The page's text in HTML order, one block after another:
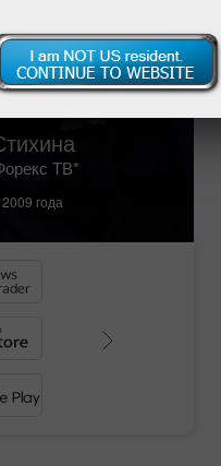
шаг к успешной
ТВ*
года